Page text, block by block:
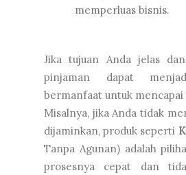
memperluas bisnis.
Jika tujuan Anda jelas
pinjaman dapat
bermanfaat untuk
Misalnya, jika Anda tidak
dijaminkan, produk seperti
Tanpa Agunan) adalah
prosesnya cepat dan